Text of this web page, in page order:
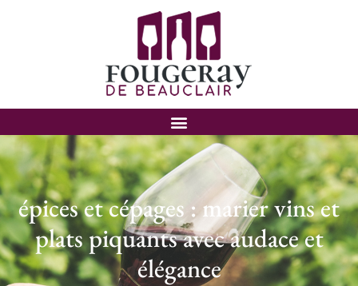
épices et cépages : marier vins et
plats piquants avec audace et
élégance